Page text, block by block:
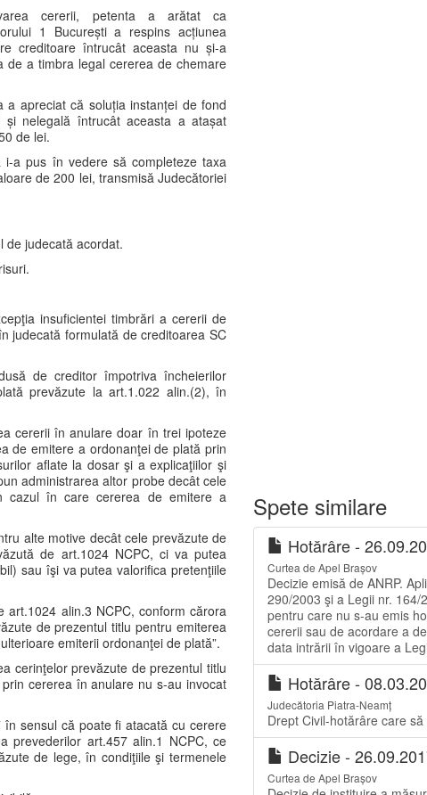
cererii, petenta a arătat ca
1 București a respins acțiunea
creditoare întrucât aceasta nu și-a
de a timbra legal cererea de chemare
a apreciat că soluția instanței de fond
și nelegală întrucât aceasta a atașat
de lei.
a pus în vedere să completeze taxa
de 200 lei, transmisă Judecătoriei
de judecată acordat.
insuficientei timbrări a cererii de
judecată formulată de creditoarea SC
de creditor împotriva încheierilor
prevăzute la art.1.022 alin.(2), în
cererii în anulare doar în trei ipoteze
de emitere a ordonanţei de plată prin
aflate la dosar şi a explicaţiilor şi
administrarea altor probe decât cele
cazul în care cererea de emitere a
alte motive decât cele prevăzute de
de art.1024 NCPC, ci va putea
sau îşi va putea valorifica pretenţiile
art.1024 alin.3 NCPC, conform cărora
de prezentul titlu pentru emiterea
emiterii ordonanţei de plată”.
cerinţelor prevăzute de prezentul titlu
cererea în anulare nu s-au invocat
în sensul că poate fi atacată cu cerere
prevederilor art.457 alin.1 NCPC, ce
de lege, în condiţiile şi termenele
Spete similare
Hotărâre -
Curtea de Apel Brașov
Decizie emisă de ANRP.
290/2003 şi a Legii nr.
pentru care nu s-au emis
cererii sau de acordare a
data intrării în vigoare a
Hotărâre -
Judecătoria Piatra-Neamț
Drept Civil-hotărâre care
Decizie -
Curtea de Apel Brașov